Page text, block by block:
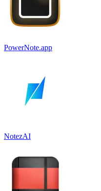
PowerNote.app
NotezAI